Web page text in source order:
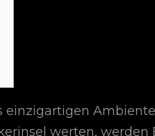
einzigartigen
werten,